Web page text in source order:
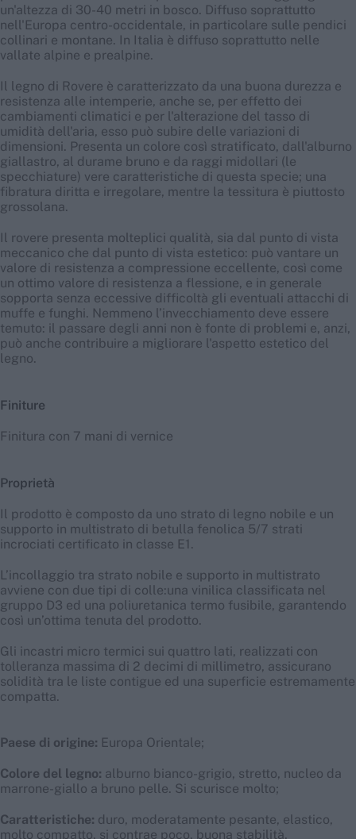
un'altezza di 30-40 metri in bosco. Diffuso soprattutto
nell'Europa centro-occidentale, in particolare sulle pendici
collinari e montane. In Italia è diffuso soprattutto nelle
vallate alpine e prealpine.
Il legno di Rovere è caratterizzato da una buona durezza e
resistenza alle intemperie, anche se, per effetto dei
cambiamenti climatici e per l'alterazione del tasso di
umidità dell'aria, esso può subire delle variazioni di
dimensioni. Presenta un colore così stratificato, dall'alburno
giallastro, al durame bruno e da raggi midollari (le
specchiature) vere caratteristiche di questa specie; una
fibratura diritta e irregolare, mentre la tessitura è piuttosto
grossolana.
Il rovere presenta molteplici qualità, sia dal punto di vista
meccanico che dal punto di vista estetico: può vantare un
valore di resistenza a compressione eccellente, così come
un ottimo valore di resistenza a flessione, e in generale
sopporta senza eccessive difficoltà gli eventuali attacchi di
muffe e funghi. Nemmeno l’invecchiamento deve essere
temuto: il passare degli anni non è fonte di problemi e, anzi,
può anche contribuire a migliorare l'aspetto estetico del
legno.
Finiture
Finitura con 7 mani di vernice
Proprietà
Il prodotto è composto da uno strato di legno nobile e un
supporto in multistrato di betulla fenolica 5/7 strati
incrociati certificato in classe E1.
L’incollaggio tra strato nobile e supporto in multistrato
avviene con due tipi di colle:una vinilica classificata nel
gruppo D3 ed una poliuretanica termo fusibile, garantendo
così un’ottima tenuta del prodotto.
Gli incastri micro termici sui quattro lati, realizzati con
tolleranza massima di 2 decimi di millimetro, assicurano
solidità tra le liste contigue ed una superficie estremamente
compatta.
Paese di origine: Europa Orientale;
Colore del legno: alburno bianco-grigio, stretto, nucleo da
marrone-giallo a bruno pelle. Si scurisce molto;
Caratteristiche: duro, moderatamente pesante, elastico,
molto compatto, si contrae poco, buona stabilità,